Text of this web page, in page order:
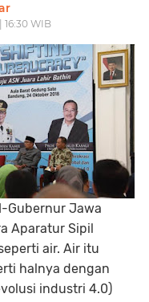
16:30 WIB
-Gubernur Jawa
Aparatur Sipil
air. Air itu
halnya dengan
industri 4.0)